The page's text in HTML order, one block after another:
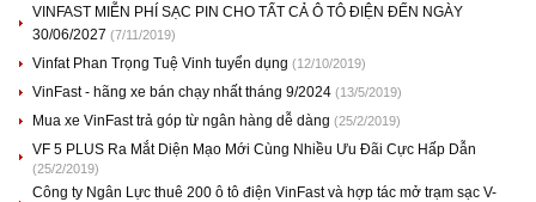
VINFAST MIỄN PHÍ SẠC PIN CHO TẤT CẢ Ô TÔ ĐIỆN ĐẾN NGÀY
30/06/2027 (7/11/2019)
Vinfat Phan Trọng Tuệ Vinh tuyển dụng (12/10/2019)
VinFast - hãng xe bán chạy nhất tháng 9/2024 (13/5/2019)
Mua xe VinFast trả góp từ ngân hàng dễ dàng (25/2/2019)
VF 5 PLUS Ra Mắt Diện Mạo Mới Cùng Nhiều Ưu Đãi Cực Hấp Dẫn
(25/2/2019)
Công ty Ngân Lực thuê 200 ô tô điện VinFast và hợp tác mở trạm sạc V-